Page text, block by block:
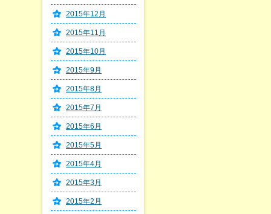
2015年12月
2015年11月
2015年10月
2015年9月
2015年8月
2015年7月
2015年6月
2015年5月
2015年4月
2015年3月
2015年2月